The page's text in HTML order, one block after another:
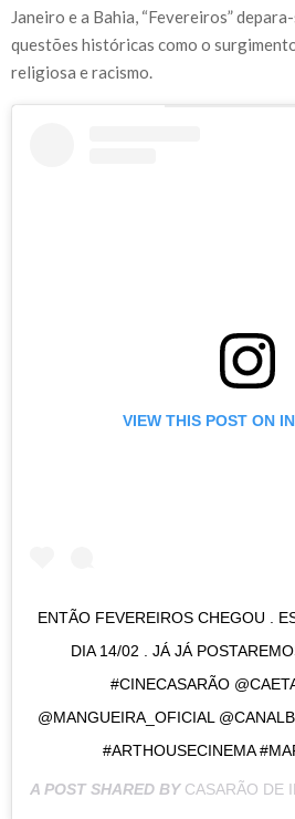
Janeiro e a Bahia, “Fevereiros”
questões históricas como o
religiosa e racismo.
VIEW THIS POST ON
ENTÃO FEVEREIROS CHEGOU .
DIA 14/02 . JÁ JÁ
#CINECASARÃO
@MANGUEIRA_OFICIAL
#ARTHOUSECINEMA
A POST SHARED BY CASARÃO DE